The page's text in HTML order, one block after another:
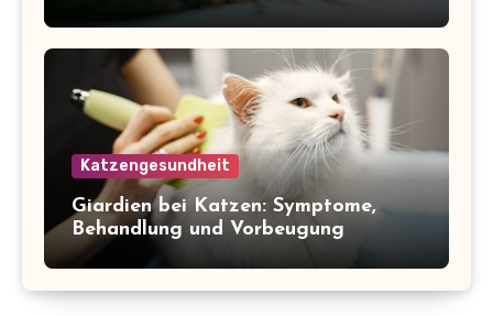
Katzengesundheit
Giardien bei Katzen: Symptome,
Behandlung und Vorbeugung